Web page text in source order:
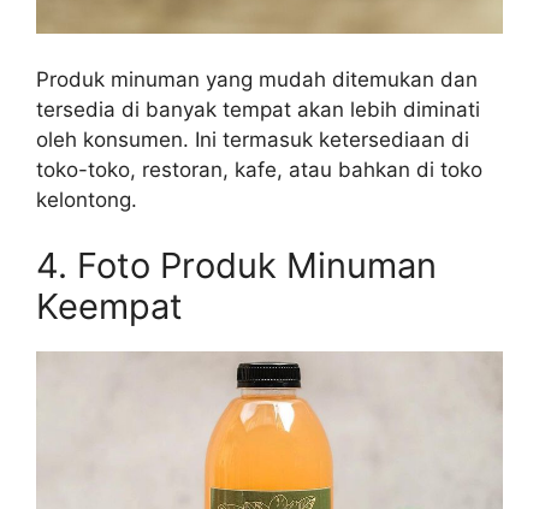
Produk minuman yang mudah ditemukan dan
tersedia di banyak tempat akan lebih diminati
oleh konsumen. Ini termasuk ketersediaan di
toko-toko, restoran, kafe, atau bahkan di toko
kelontong.
4. Foto Produk Minuman
Keempat